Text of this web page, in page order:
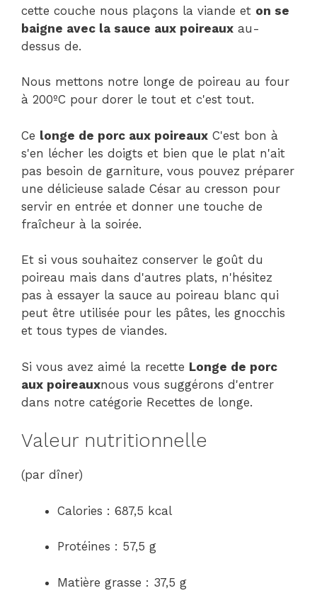
cette couche nous plaçons la viande et on se
baigne avec la sauce aux poireaux au-
dessus de.
Nous mettons notre longe de poireau au four
à 200ºC pour dorer le tout et c'est tout.
Ce longe de porc aux poireaux C'est bon à
s'en lécher les doigts et bien que le plat n'ait
pas besoin de garniture, vous pouvez préparer
une délicieuse salade César au cresson pour
servir en entrée et donner une touche de
fraîcheur à la soirée.
Et si vous souhaitez conserver le goût du
poireau mais dans d'autres plats, n'hésitez
pas à essayer la sauce au poireau blanc qui
peut être utilisée pour les pâtes, les gnocchis
et tous types de viandes.
Si vous avez aimé la recette Longe de porc
aux poireauxnous vous suggérons d'entrer
dans notre catégorie Recettes de longe.
Valeur nutritionnelle
(par dîner)
Calories : 687,5 kcal
Protéines : 57,5 ​​g
Matière grasse : 37,5 g